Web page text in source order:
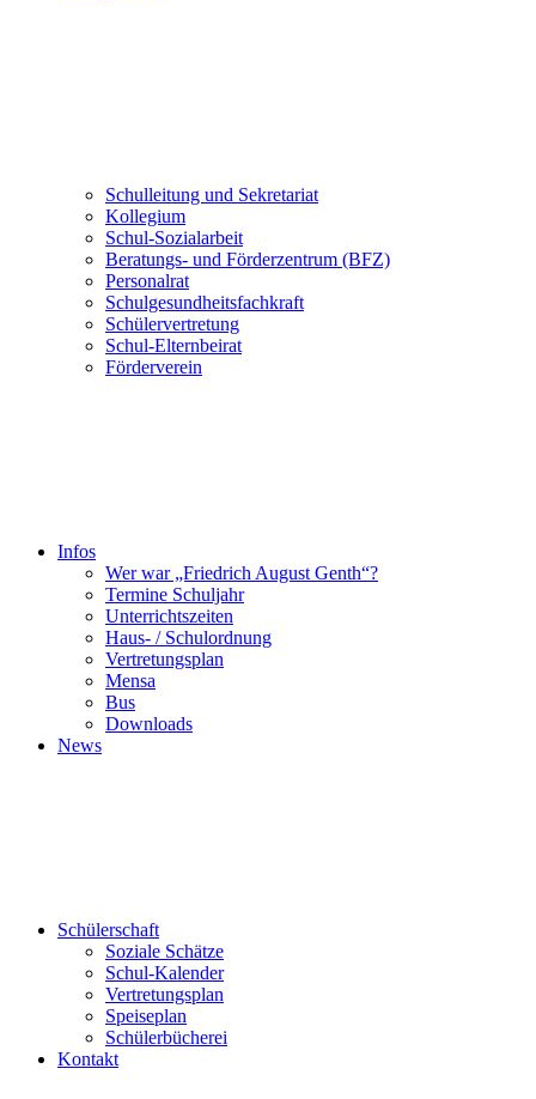
Schulleitung und Sekretariat
Kollegium
Schul-Sozialarbeit
Beratungs- und Förderzentrum (BFZ)
Personalrat
Schulgesundheitsfachkraft
Schülervertretung
Schul-Elternbeirat
Förderverein
Infos
Wer war „Friedrich August Genth“?
Termine Schuljahr
Unterrichtszeiten
Haus- / Schulordnung
Vertretungsplan
Mensa
Bus
Downloads
News
Schülerschaft
Soziale Schätze
Schul-Kalender
Vertretungsplan
Speiseplan
Schülerbücherei
Kontakt